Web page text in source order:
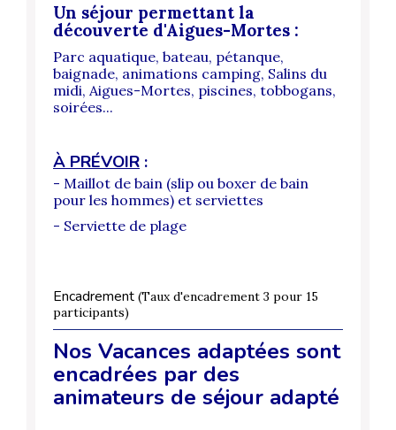
Un séjour permettant la
découverte d'Aigues-Mortes :
Parc aquatique, bateau, pétanque,
baignade, animations camping, Salins du
midi, Aigues-Mortes, piscines, tobbogans,
soirées...
À PRÉVOIR :
- Maillot de bain (slip ou boxer de bain
pour les hommes) et serviettes
- Serviette de plage
Encadrement (Taux d'encadrement 3 pour 15
participants)
Nos Vacances adaptées sont
encadrées par des
animateurs de séjour adapté